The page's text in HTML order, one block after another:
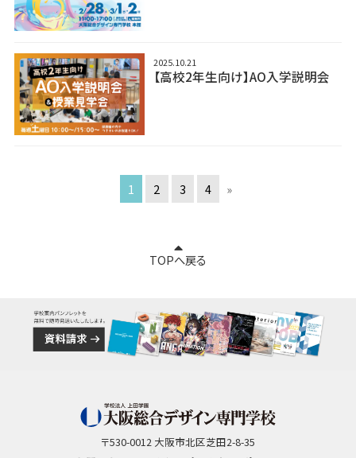
2025.10.21
【高校2年生向け】AO入学説明会
1 2 3 4 »
TOPへ戻る
〒530-0012 大阪市北区芝田2-8-35